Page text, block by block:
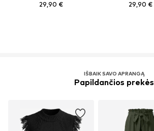
29,90 € 29,90 €
IŠBAIK SAVO APRANGĄ
Papildančios prekės